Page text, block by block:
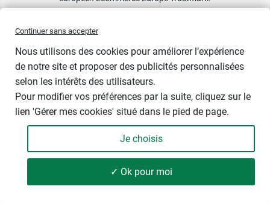
- +
Ajouter
Continuer sans accepter
Nous utilisons des cookies pour améliorer l’expérience
de notre site et proposer des publicités personnalisées
selon les intérêts des utilisateurs.
Pour modifier vos préférences par la suite, cliquez sur le
lien 'Gérer mes cookies' situé dans le pied de page.
Je choisis
✓ Ok pour moi